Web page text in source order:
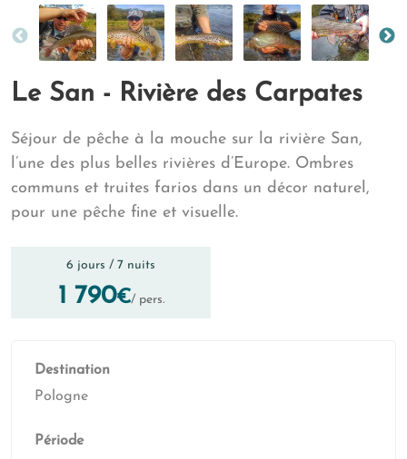
Le San - Rivière des Carpates
Séjour de pêche à la mouche sur la rivière San,
l’une des plus belles rivières d’Europe. Ombres
communs et truites farios dans un décor naturel,
pour une pêche fine et visuelle.
6 jours / 7 nuits
1 790€/ pers.
Destination
Pologne
Période